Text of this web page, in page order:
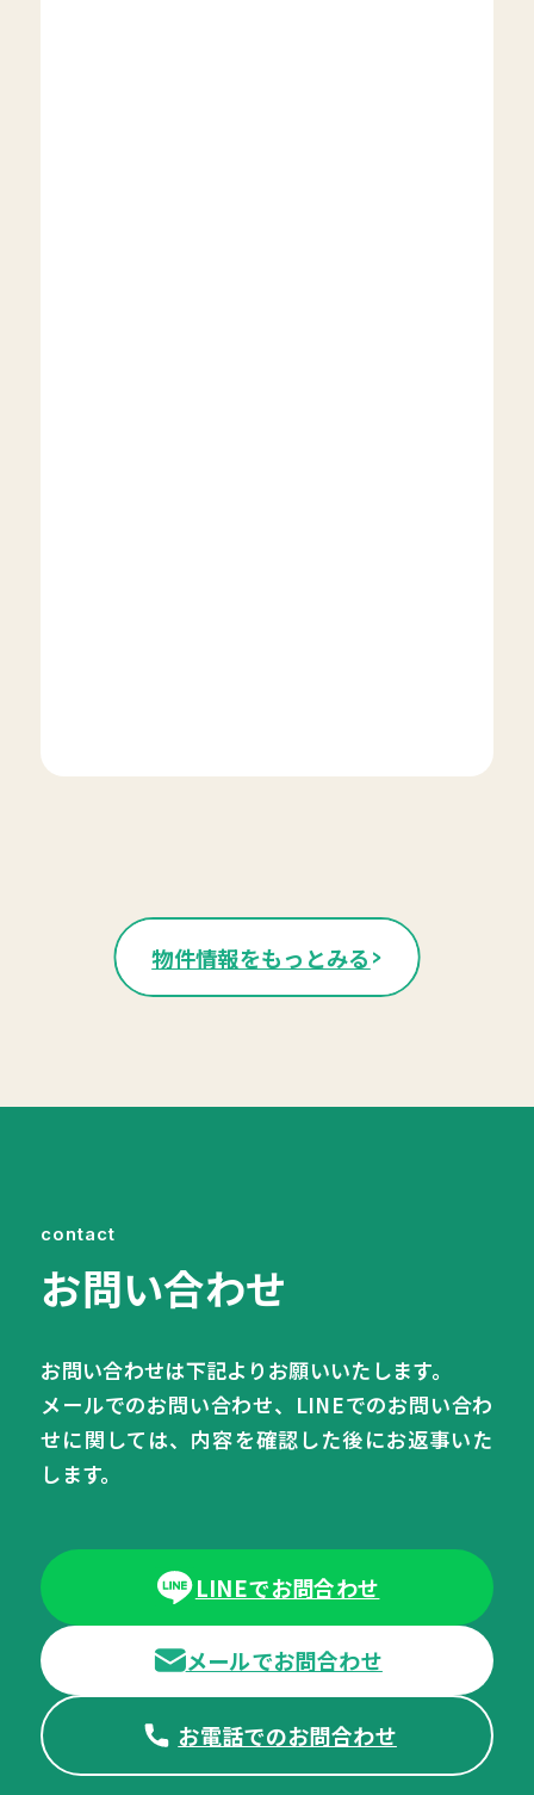
物件情報をもっとみる
contact
お問い合わせ
お問い合わせは下記よりお願いいたします。
メールでのお問い合わせ、LINEでのお問い合わ
せに関しては、内容を確認した後にお返事いた
します。
LINEでお問合わせ
メールでお問合わせ
お電話でのお問合わせ